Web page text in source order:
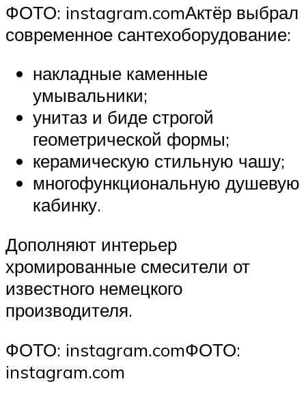
ФОТО: instagram.comАктёр выбрал
современное сантехоборудование:
накладные каменные
умывальники;
унитаз и биде строгой
геометрической формы;
керамическую стильную чашу;
многофункциональную душевую
кабинку.
Дополняют интерьер
хромированные смесители от
известного немецкого
производителя.
ФОТО: instagram.comФОТО:
instagram.com